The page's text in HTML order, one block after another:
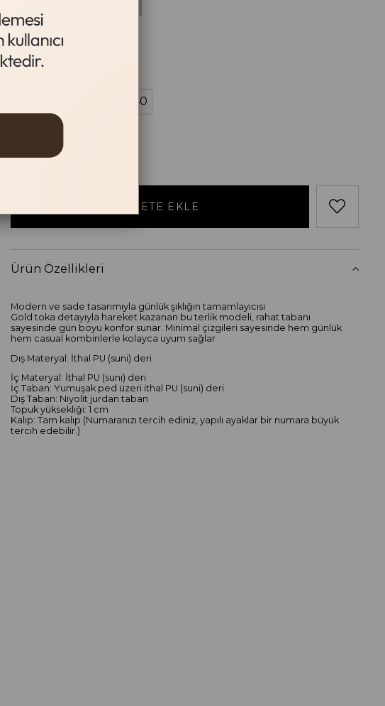
Acı Kahve
Beden Tablosu
40
Ürün Özellikleri
Modern ve sade tasarımıyla günlük şıklığın tamamlayıcısı
Gold toka detayıyla hareket kazanan bu terlik modeli, rahat tabanı
sayesinde gün boyu konfor sunar. Minimal çizgileri sayesinde hem günlük
hem casual kombinlerle kolayca uyum sağlar
Dış Materyal: İthal PU (suni) deri
İç Materyal: İthal PU (suni) deri
İç Taban: Yumuşak ped üzeri ithal PU (suni) deri
Dış Taban: Niyolit jurdan taban
Topuk yüksekliği: 1 cm
Kalıp: Tam kalıp (Numaranızı tercih ediniz, yapılı ayaklar bir numara büyük
tercih edebilir.)